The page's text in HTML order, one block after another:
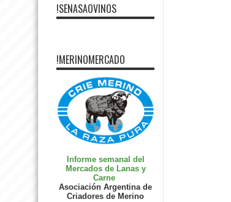
!SENASAOVINOS
!MERINOMERCADO
Informe semanal del
Mercados de Lanas y
Carne
Asociación Argentina de
Criadores de Merino